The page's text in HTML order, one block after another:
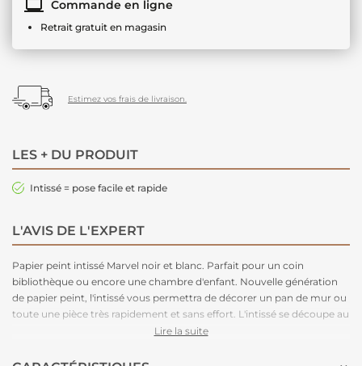
Commande en ligne
Retrait gratuit en magasin
Estimez vos frais de livraison.
LES + DU PRODUIT
Intissé = pose facile et rapide
L'AVIS DE L'EXPERT
Papier peint intissé Marvel noir et blanc. Parfait pour un coin
bibliothèque ou encore une chambre d'enfant. Nouvelle génération
de papier peint, l'intissé vous permettra de décorer un pan de mur ou
toute une pièce très rapidement et sans effort. L'intissé se découpe au
cutter sans se déchirer. Plus besoin d'appliquer de la colle au dos du
au pinceau pour les angles. Plus besoin donc de table à tapisser. Le
Lire la suite